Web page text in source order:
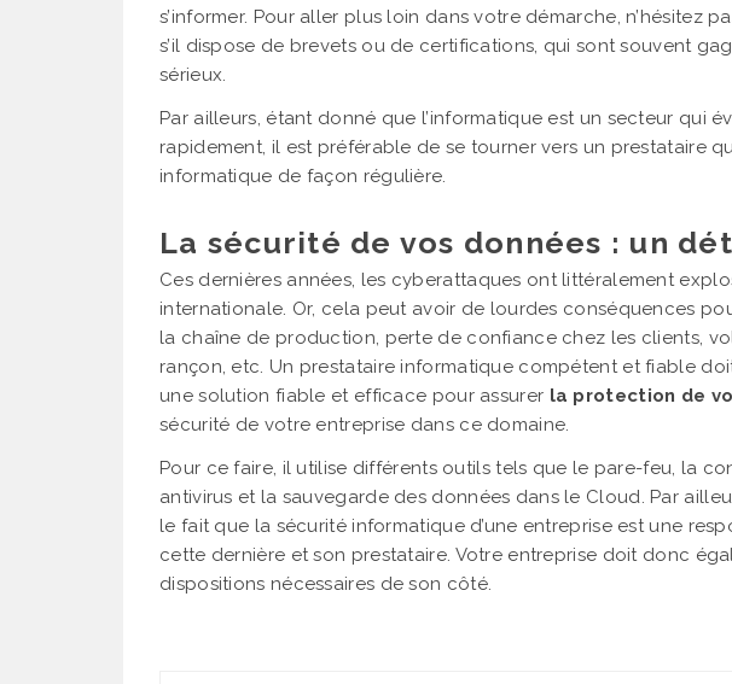
s’informer. Pour aller plus loin dans votre démarche, n’hésitez
s’il dispose de brevets ou de certifications, qui sont souvent
sérieux.
Par ailleurs, étant donné que l’informatique est un secteur qui
rapidement, il est préférable de se tourner vers un prestataire
informatique de façon régulière.
La sécurité de vos données : un
Ces dernières années, les cyberattaques ont littéralement
internationale. Or, cela peut avoir de lourdes conséquences
la chaîne de production, perte de confiance chez les clients,
rançon, etc. Un prestataire informatique compétent et fiable
une solution fiable et efficace pour assurer la protection de
sécurité de votre entreprise dans ce domaine.
Pour ce faire, il utilise différents outils tels que le pare-feu, la
antivirus et la sauvegarde des données dans le Cloud. Par
le fait que la sécurité informatique d’une entreprise est une
cette dernière et son prestataire. Votre entreprise doit donc
dispositions nécessaires de son côté.